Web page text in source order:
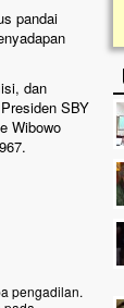
pandai
dan
SBY
Wibowo
pengadilan.